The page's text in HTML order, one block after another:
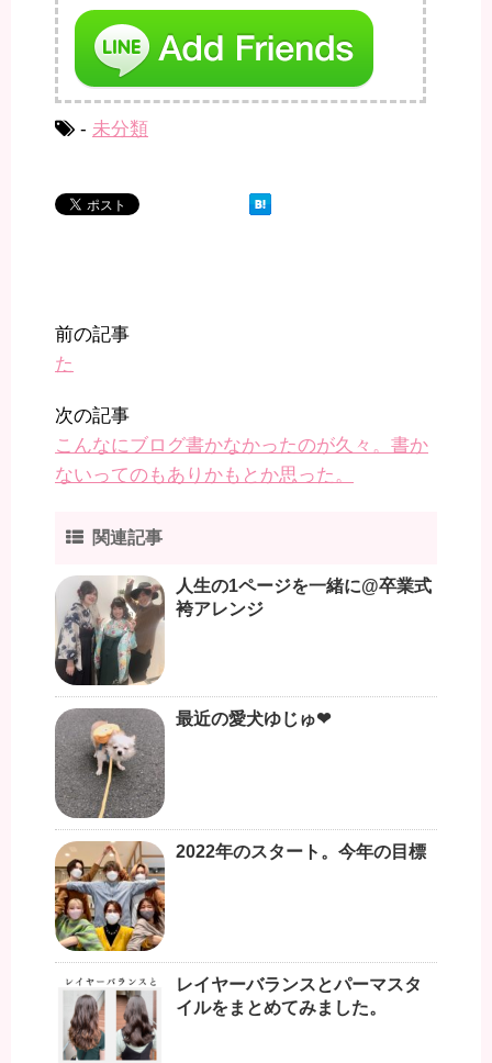
- 未分類
前の記事
た
次の記事
こんなにブログ書かなかったのが久々。書か
ないってのもありかもとか思った。
関連記事
人生の1ページを一緒に@卒業式
袴アレンジ
最近の愛犬ゆじゅ❤︎
2022年のスタート。今年の目標
レイヤーバランスとパーマスタ
イルをまとめてみました。